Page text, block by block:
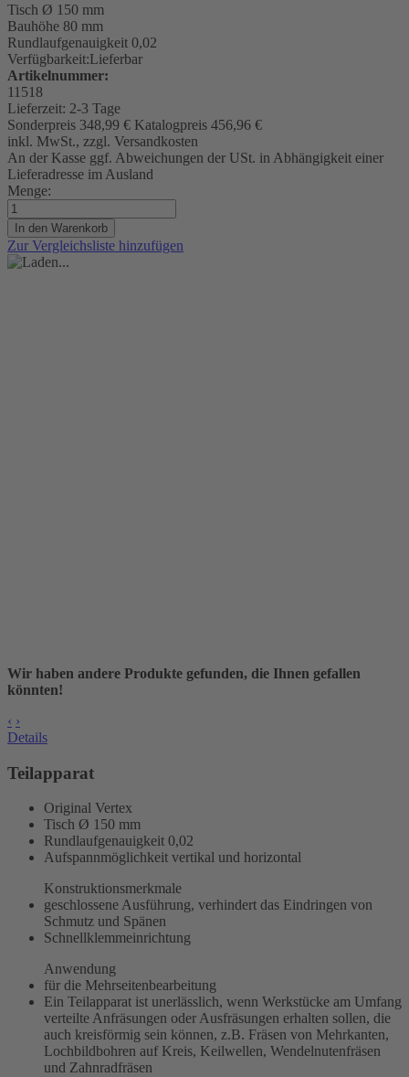
Tisch Ø 150 mm
Bauhöhe 80 mm
Rundlaufgenauigkeit 0,02
Verfügbarkeit:Lieferbar
Artikelnummer:
11518
Lieferzeit: 2-3 Tage
Sonderpreis 348,99 € Katalogpreis 456,96 €
inkl. MwSt., zzgl. Versandkosten
An der Kasse ggf. Abweichungen der USt. in Abhängigkeit einer
Lieferadresse im Ausland
Menge:
In den Warenkorb
Zur Vergleichsliste hinzufügen
Wir haben andere Produkte gefunden, die Ihnen gefallen
könnten!
‹ ›
Details
Teilapparat
Original Vertex
Tisch Ø 150 mm
Rundlaufgenauigkeit 0,02
Aufspannmöglichkeit vertikal und horizontal
Konstruktionsmerkmale
geschlossene Ausführung, verhindert das Eindringen von
Schmutz und Spänen
Schnellklemmeinrichtung
Anwendung
für die Mehrseitenbearbeitung
Ein Teilapparat ist unerlässlich, wenn Werkstücke am Umfang
verteilte Anfräsungen oder Ausfräsungen erhalten sollen, die
auch kreisförmig sein können, z.B. Fräsen von Mehrkanten,
Lochbildbohren auf Kreis, Keilwellen, Wendelnutenfräsen
und Zahnradfräsen